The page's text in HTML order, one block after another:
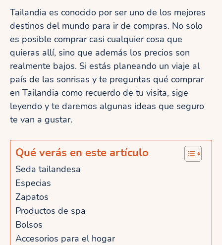
Tailandia es conocido por ser uno de los mejores
destinos del mundo para ir de compras. No solo
es posible comprar casi cualquier cosa que
quieras allí, sino que además los precios son
realmente bajos. Si estás planeando un viaje al
país de las sonrisas y te preguntas qué comprar
en Tailandia como recuerdo de tu visita, sige
leyendo y te daremos algunas ideas que seguro
te van a gustar.
Qué verás en este artículo
Seda tailandesa
Especias
Zapatos
Productos de spa
Bolsos
Accesorios para el hogar